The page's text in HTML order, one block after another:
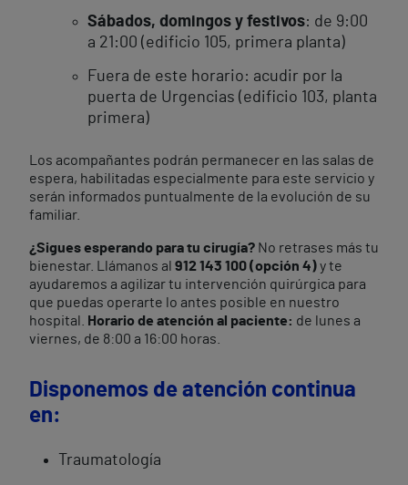
Sábados, domingos y festivos: de 9:00
a 21:00 (edificio 105, primera planta)
Fuera de este horario: acudir por la
puerta de Urgencias (edificio 103, planta
primera)
Los acompañantes podrán permanecer en las salas de
espera, habilitadas especialmente para este servicio y
serán informados puntualmente de la evolución de su
familiar.
¿Sigues esperando para tu cirugía? No retrases más tu
bienestar. Llámanos al 912 143 100 (opción 4)y te
ayudaremos a agilizar tu intervención quirúrgica para
que puedas operarte lo antes posible en nuestro
hospital.
Horario de atención al paciente: de lunes a
viernes, de 8:00 a 16:00 horas.
Disponemos de atención continua
en:
Traumatología